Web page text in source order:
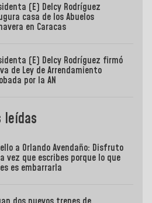
(E) Delcy Rodríguez
casa de los Abuelos
en Caracas
(E) Delcy Rodríguez firmó
de Ley de Arrendamiento
por la AN
leídas
a Orlando Avendaño: Disfruto
vez que escribes porque lo que
es embarrarla